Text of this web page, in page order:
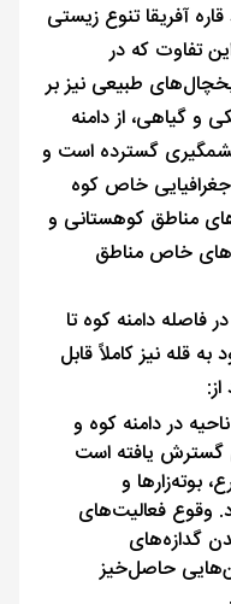
آفریقا تنوع زیستی
تفاوت که در
طبیعی نیز بر
و گیاهی، از دامنه
گسترده است و
خاص کوه
مناطق کوهستانی و
خاص مناطق
فاصله دامنه کوه تا
قله نیز کاملاً قابل
در دامنه کوه و
متری تا ۱۸۰۰ متری گسترش یافته است
بوته‌زارها و
وقوع فعالیت‌های
گدازه‌های
حاصل‌خیز